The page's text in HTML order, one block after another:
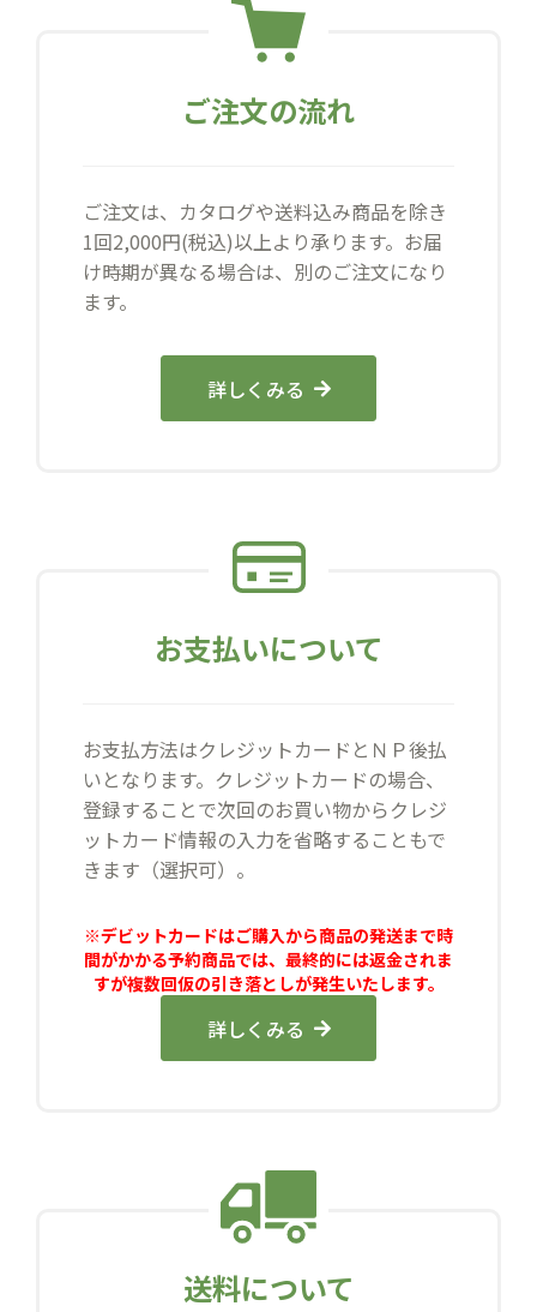
ご注文の流れ
ご注文は、カタログや送料込み商品を除き
1回2,000円(税込)以上より承ります。お届
け時期が異なる場合は、別のご注文になり
ます。
詳しくみる
お支払いについて
お支払方法はクレジットカードとＮＰ後払
いとなります。クレジットカードの場合、
登録することで次回のお買い物からクレジ
ットカード情報の入力を省略することもで
きます（選択可）。
※デビットカードはご購入から商品の発送まで時
間がかかる予約商品では、最終的には返金されま
すが複数回仮の引き落としが発生いたします。
詳しくみる
送料について